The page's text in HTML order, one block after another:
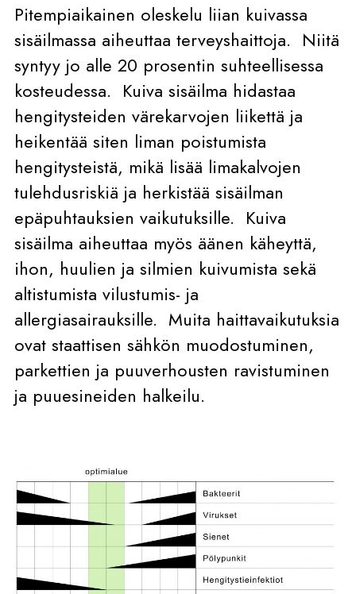
Pitempiaikainen oleskelu liian kuivassa
sisäilmassa aiheuttaa terveyshaittoja. Niitä
syntyy jo alle 20 prosentin suhteellisessa
kosteudessa. Kuiva sisäilma hidastaa
hengitysteiden värekarvojen liikettä ja
heikentää siten liman poistumista
hengitysteistä, mikä lisää limakalvojen
tulehdusriskiä ja herkistää sisäilman
epäpuhtauksien vaikutuksille. Kuiva
sisäilma aiheuttaa myös äänen käheyttä,
ihon, huulien ja silmien kuivumista sekä
altistumista vilustumis- ja
allergiasairauksille. Muita haittavaikutuksia
ovat staattisen sähkön muodostuminen,
parkettien ja puuverhousten ravistuminen
ja puuesineiden halkeilu.